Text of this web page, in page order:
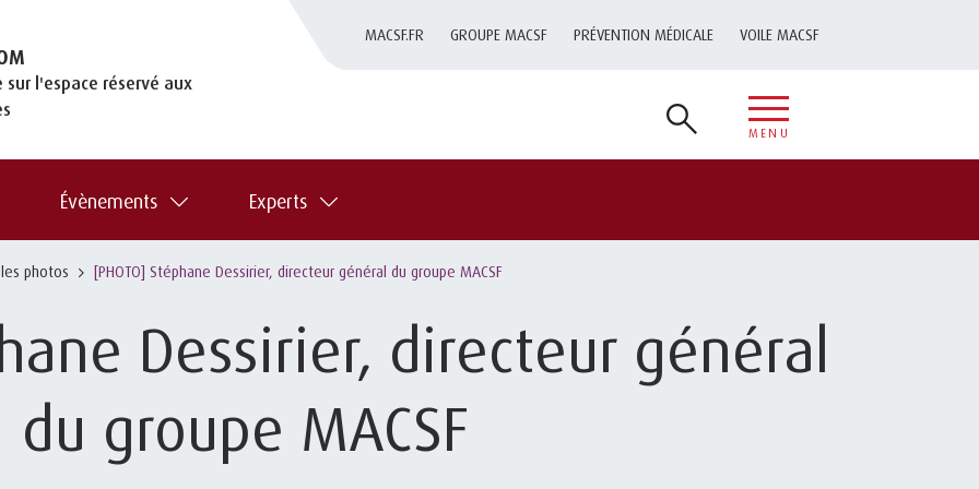
sur l'espace réservé aux
MACSF.FR GROUPE MACSF PRÉVENTION MÉDICALE VOILE MACSF
MENU
Évènements Experts
photos [PHOTO] Stéphane Dessirier, directeur général du groupe MACSF
Dessirier, directeur général
du groupe MACSF